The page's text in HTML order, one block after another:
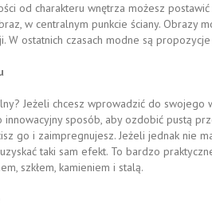
od charakteru wnętrza możesz
w centralnym punkcie ściany. Obrazy
W ostatnich czasach modne są
Jeżeli chcesz wprowadzić do
innowacyjny sposób, aby ozdobić pustą
go i zaimpregnujesz. Jeżeli jednak nie
taki sam efekt. To bardzo
szkłem, kamieniem i stalą.